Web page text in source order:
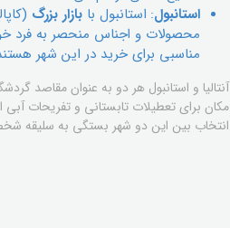
استانبول: استانبول با بازار بزرگ
محصولات و اجناس منحصر به فرد
مناسبی برای خرید در این شهر
آنتالیا و استانبول هر دو به عنوان مقاصد
مکان برای تعطیلات تابستانی و تفریحات
انتخاب بین این دو شهر بستگی به سلیقه